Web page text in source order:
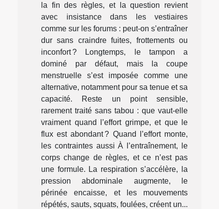
la fin des règles, et la question revient
avec insistance dans les vestiaires
comme sur les forums : peut-on s’entraîner
dur sans craindre fuites, frottements ou
inconfort ? Longtemps, le tampon a
dominé par défaut, mais la coupe
menstruelle s’est imposée comme une
alternative, notamment pour sa tenue et sa
capacité. Reste un point sensible,
rarement traité sans tabou : que vaut-elle
vraiment quand l’effort grimpe, et que le
flux est abondant ? Quand l’effort monte,
les contraintes aussi À l’entraînement, le
corps change de règles, et ce n’est pas
une formule. La respiration s’accélère, la
pression abdominale augmente, le
périnée encaisse, et les mouvements
répétés, sauts, squats, foulées, créent un...